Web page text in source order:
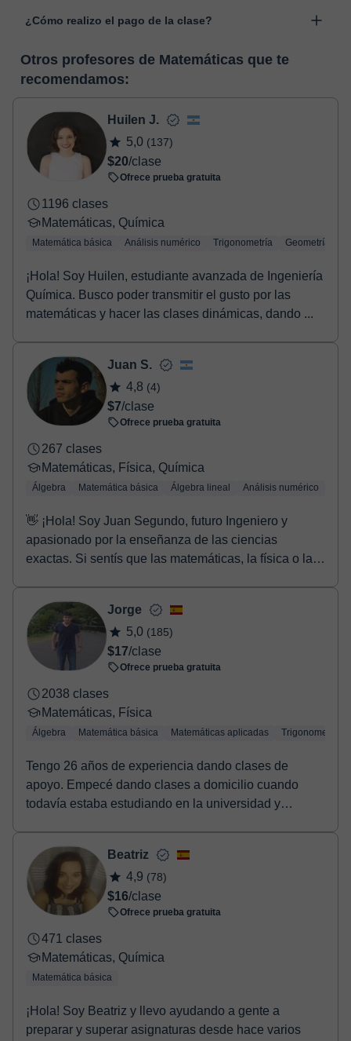
desarrollada para el ámbito formativo con muchas
pizarra virtual o el editor de textos a tiempo real. En el siguiente
enlace puedes ver una demo del aula y conocerla: Ver aula
virtual
¿Cómo realizo el pago de la clase?
horas, podrás realizar el pago mediante nuestro TPV virtual.
Tienes dos opciones para efectuar el pago:
- Tarjeta de crédito.
- Paypal.
Una vez realices el pago de la clase, recibirás un email de
confirmación de la reserva.
Otros profesores de Matemáticas que te
recomendamos:
Huilen J.
5,0 (137)
$20/clase
Ofrece prueba gratuita
1196 clases
Matemáticas, Química
Matemática básica Análisis numérico Trigonometría Geometría
¡Hola! Soy Huilen, estudiante avanzada de Ingeniería
Química. Busco poder transmitir el gusto por las
matemáticas y hacer las clases dinámicas, dando ...
Juan S.
4,8 (4)
$7/clase
Ofrece prueba gratuita
267 clases
Matemáticas, Física, Química
Álgebra Matemática básica Álgebra lineal Análisis numérico
👋 ¡Hola! Soy Juan Segundo, futuro Ingeniero y
apasionado por la enseñanza de las ciencias
exactas. Si sentís que las matemáticas, la física o la
Jorge
5,0 (185)
$17/clase
Ofrece prueba gratuita
2038 clases
Matemáticas, Física
Álgebra Matemática básica Matemáticas aplicadas Trigonometría
Tengo 26 años de experiencia dando clases de
apoyo. Empecé dando clases a domicilio cuando
todavía estaba estudiando en la universidad y
Beatriz
4,9 (78)
$16/clase
Ofrece prueba gratuita
471 clases
Matemáticas, Química
Matemática básica
¡Hola! Soy Beatriz y llevo ayudando a gente a
preparar y superar asignaturas desde hace varios